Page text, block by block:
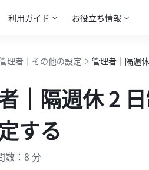
利用ガイド お役立ち情報
管理者｜その他の設定 管理者｜隔週
｜隔週休 2
する
数：8 分